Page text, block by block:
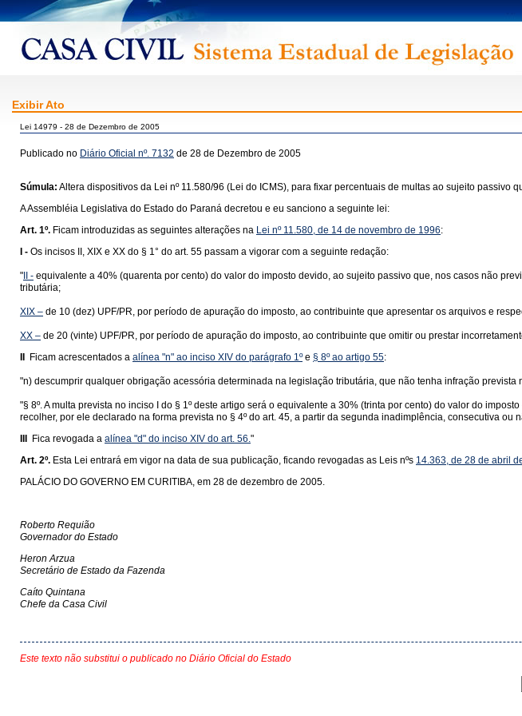
Exibir Ato
Lei 14979 - 28 de Dezembro de 2005
Publicado no Diário Oficial nº. 7132 de 28 de Dezembro de 2005
Súmula: Altera dispositivos da Lei nº 11.580/96 (Lei do ICMS), para fixar percentuais de multas ao sujeito passivo
A Assembléia Legislativa do Estado do Paraná decretou e eu sanciono a seguinte lei:
Art. 1º. Ficam introduzidas as seguintes alterações na Lei nº 11.580, de 14 de novembro de 1996:
I - Os incisos II, XIX e XX do § 1° do art. 55 passam a vigorar com a seguinte redação:
" II - equivalente a 40% (quarenta por cento) do valor do imposto devido, ao sujeito passivo que, nos casos não
tributária;
XIX – de 10 (dez) UPF/PR, por período de apuração do imposto, ao contribuinte que apresentar os arquivos e
XX – de 20 (vinte) UPF/PR, por período de apuração do imposto, ao contribuinte que omitir ou prestar
Ficam acrescentados a alínea "n" ao inciso XIV do parágrafo 1ºe § 8º ao artigo 55:
"n) descumprir qualquer obrigação acessória determinada na legislação tributária, que não tenha infração prevista
"§ 8º. A multa prevista no inciso I do § 1º deste artigo será o equivalente a 30% (trinta por cento) do valor do
recolher, por ele declarado na forma prevista no § 4º do art. 45, a partir da segunda inadimplência, consecutiva
Fica revogada a alínea "d" do inciso XIV do art. 56."
Art. 2º. Esta Lei entrará em vigor na data de sua publicação, ficando revogadas as Leis nºs 14.363, de 28 de abril
PALÁCIO DO GOVERNO EM CURITIBA, em 28 de dezembro de 2005.
Roberto Requião
Governador do Estado
Heron Arzua
Secretário de Estado da Fazenda
Caíto Quintana
Chefe da Casa Civil
Este texto não substitui o publicado no Diário Oficial do Estado